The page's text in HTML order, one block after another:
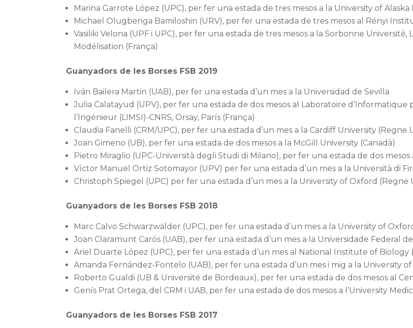
Marina Garrote López (UPC), per fer una estada de tres mesos a la University of Alaska
Michael Olugbenga Bamiloshin (URV), per fer una estada de tres mesos al Rényi
Vasiliki Velona (UPF i UPC), per fer una estada de tres mesos a la Sorbonne
Modélisation (França)
Guanyadors de les Borses FSB 2019
Iván Bailera Martin (UAB), per fer una estada d’un mes a la Universidad de Sevilla
Julia Calatayud (UPV), per fer una estada de dos mesos al Laboratoire
l’Ingénieur (LIMSI)-CNRS, Orsay, París (França)
Claudia Fanelli (CRM/UPC), per fer una estada d’un mes a la Cardiff University (Regne
Joan Gimeno (UB), per fer una estada de dos mesos a la McGill University (Canadà)
Pietro Miraglio (UPC-Università degli Studi di Milano), per fer una estada de dos
Víctor Manuel Ortiz Sotomayor (UPV) per fer una estada d’un mes a la Università di
Christoph Spiegel (UPC) per fer una estada d’un mes a la University of Oxford (Regne
Guanyadors de les Borses FSB 2018
Marc Calvo Schwarzwälder (UPC), per fer una estada d’un mes a la University of
Joan Claramunt Carós (UAB), per fer una estada d’un mes a la Universidade Federal
Ariel Duarte López (UPC), per fer una estada d’un mes al National Institute of Biology
Amanda Fernández-Fontelo (UAB), per fer una estada d’un mes i mig a la University
Roberto Gualdi (UB & Université de Bordeaux), per fer una estada de dos mesos al
Genís Prat Ortega, del CRM i UAB, per fer una estada de dos mesos a l’University
Guanyadors de les Borses FSB 2017